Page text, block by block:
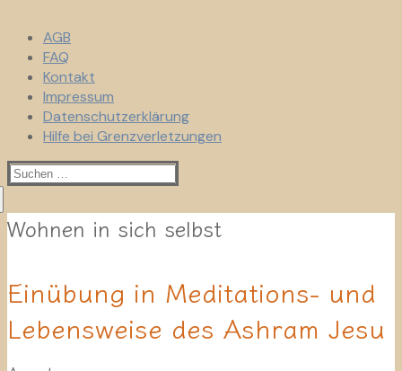
AGB
FAQ
Kontakt
Impressum
Datenschutzerklärung
Hilfe bei Grenzverletzungen
Suchen
nach:
Wohnen in sich selbst
Einübung in Meditations- und
Lebensweise des Ashram Jesu